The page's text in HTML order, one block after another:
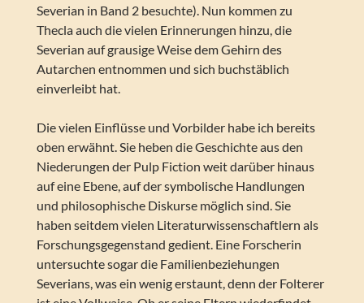
Severian in Band 2 besuchte). Nun kommen zu
Thecla auch die vielen Erinnerungen hinzu, die
Severian auf grausige Weise dem Gehirn des
Autarchen entnommen und sich buchstäblich
einverleibt hat.
Die vielen Einflüsse und Vorbilder habe ich bereits
oben erwähnt. Sie heben die Geschichte aus den
Niederungen der Pulp Fiction weit darüber hinaus
auf eine Ebene, auf der symbolische Handlungen
und philosophische Diskurse möglich sind. Sie
haben seitdem vielen Literaturwissenschaftlern als
Forschungsgegenstand gedient. Eine Forscherin
untersuchte sogar die Familienbeziehungen
Severians, was ein wenig erstaunt, denn der Folterer